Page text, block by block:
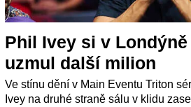
Phil Ivey si v Londýně
uzmul další milion
Ve stínu dění v Main Eventu Triton
Ivey na druhé straně sálu v klidu